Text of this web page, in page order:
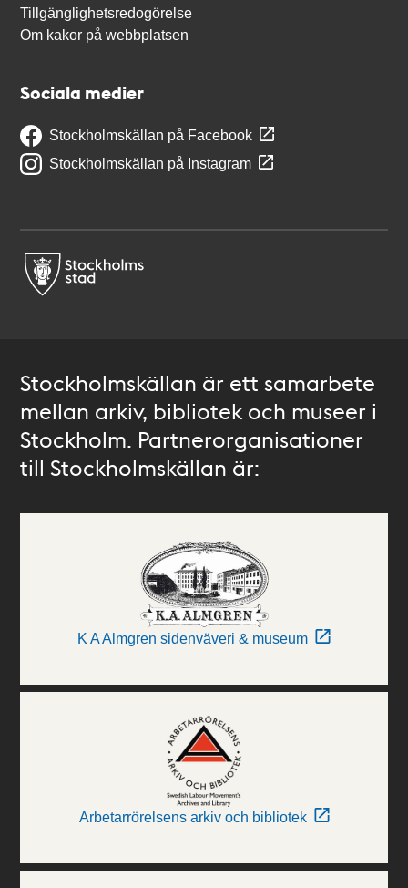
Tillgänglighetsredogörelse
Om kakor på webbplatsen
Sociala medier
Stockholmskällan på Facebook
Stockholmskällan på Instagram
Stockholmskällan är ett samarbete
mellan arkiv, bibliotek och museer i
Stockholm. Partnerorganisationer
till Stockholmskällan är:
K A Almgren sidenväveri & museum
Arbetarrörelsens arkiv och bibliotek